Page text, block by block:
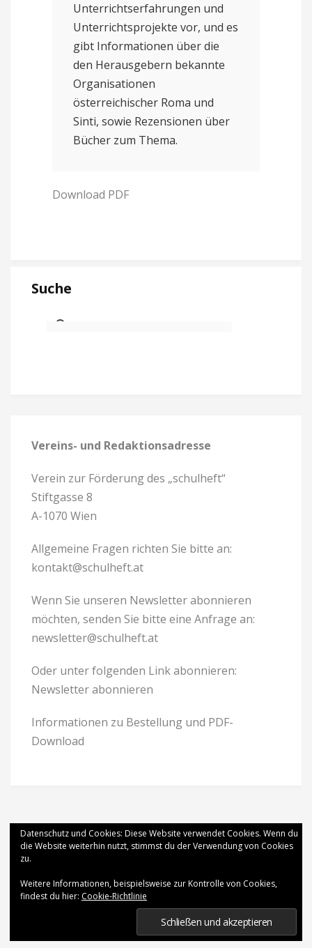
Unterrichtserfahrungen und
Unterrichtsprojekte vor, und es
gibt Informationen über die
den Herausgebern bekannte
Organisationen
österreichischer Roma und
Sinti, sowie Rezensionen über
Bücher zum Thema.
Download PDF
Suche
Vereins- und Redaktionsadresse
Verein zur Förderung des „schulheft“
Stiftgasse 8
A-1070 Wien
Allgemeine Fragen richten Sie bitte an:
kontakt@schulheft.at
Wenn Sie unseren Newsletter abonnieren
möchten, senden Sie bitte eine Anfrage an:
newsletter@schulheft.at
Oder unter folgenden Link abonnieren:
Newsletter abonnieren
Informationen zu Bestellung und PDF-
Download
Datenschutz und Cookies: Diese Website verwendet Cookies. Wenn du
die Website weiterhin nutzt, stimmst du der Verwendung von Cookies
zu.
Weitere Informationen, beispielsweise zur Kontrolle von Cookies,
findest du hier: Cookie-Richtlinie
2026 Schulheft.Donna Theme